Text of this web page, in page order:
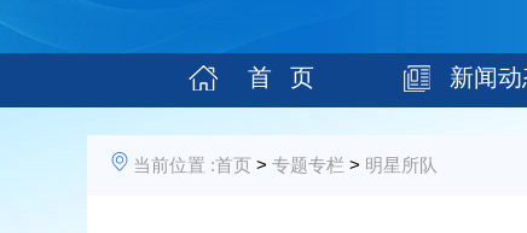
首 页 新闻动
当前位置 :首页 > 专题专栏 > 明星所队